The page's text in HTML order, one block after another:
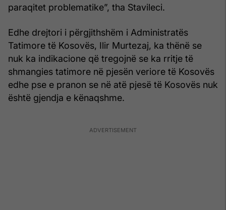
paraqitet problematike”, tha Stavileci.
Edhe drejtori i përgjithshëm i Administratës
Tatimore të Kosovës, Ilir Murtezaj, ka thënë se
nuk ka indikacione që tregojnë se ka rritje të
shmangies tatimore në pjesën veriore të Kosovës
edhe pse e pranon se në atë pjesë të Kosovës nuk
është gjendja e kënaqshme.